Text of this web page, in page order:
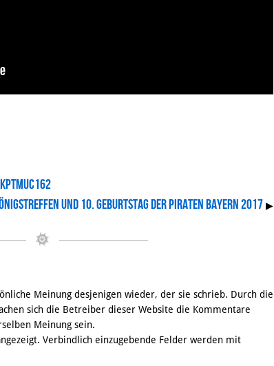
und 10. Geburtstag der Piraten Bayern 2017 ▶
Meinung desjenigen wieder, der sie schrieb. Durch die
sich die Betreiber dieser Website die Kommentare
Meinung sein.
Verbindlich einzugebende Felder werden mit